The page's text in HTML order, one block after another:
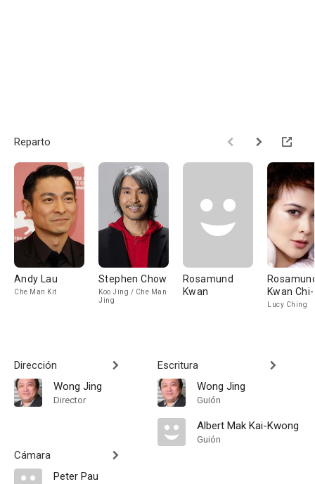
Reparto
Andy Lau
Che Man Kit
Stephen Chow
Koo Jing / Che Man
Jing
Rosamund
Kwan
Kwan
Lucy Ching
Dirección
Wong Jing
Director
Cámara
Peter Pau
Escritura
Wong Jing
Guión
Albert Mak Kai-Kwong
Guión